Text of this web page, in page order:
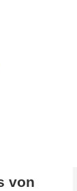
von